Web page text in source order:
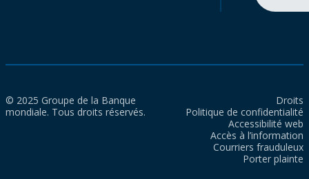
© 2025 Groupe de la Banque
mondiale. Tous droits réservés.
Droits
Politique de confidentialité
Accessibilité web
Accès à l’information
Courriers frauduleux
Porter plainte